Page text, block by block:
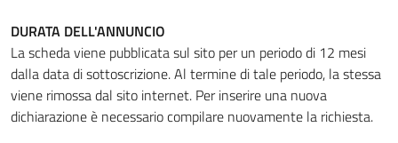
DURATA DELL'ANNUNCIO
La scheda viene pubblicata sul sito per un periodo di 12 mesi
dalla data di sottoscrizione. Al termine di tale periodo, la stessa
viene rimossa dal sito internet. Per inserire una nuova
dichiarazione è necessario compilare nuovamente la richiesta.